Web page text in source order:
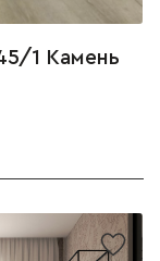
1 Камень